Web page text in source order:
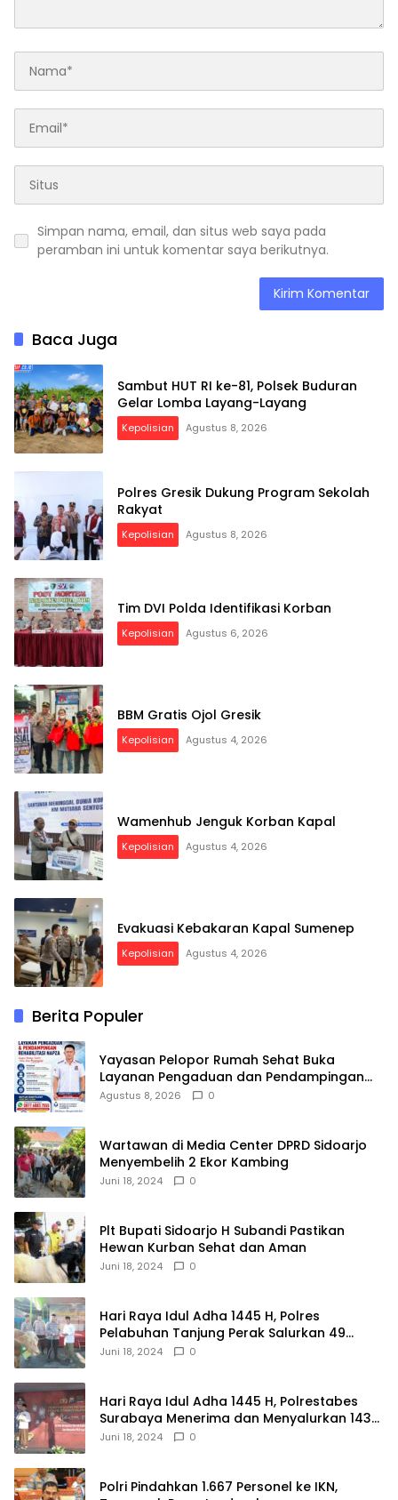
Simpan nama, email, dan situs web saya pada
peramban ini untuk komentar saya berikutnya.
Baca Juga
Sambut HUT RI ke-81, Polsek Buduran
Gelar Lomba Layang-Layang
Kepolisian Agustus 8, 2026
Polres Gresik Dukung Program Sekolah
Rakyat
Kepolisian Agustus 8, 2026
Tim DVI Polda Identifikasi Korban
Kepolisian Agustus 6, 2026
BBM Gratis Ojol Gresik
Kepolisian Agustus 4, 2026
Wamenhub Jenguk Korban Kapal
Kepolisian Agustus 4, 2026
Evakuasi Kebakaran Kapal Sumenep
Kepolisian Agustus 4, 2026
Berita Populer
Yayasan Pelopor Rumah Sehat Buka
Layanan Pengaduan dan Pendampingan
Rehabilitasi NAPZA 24 Jam
Agustus 8, 2026 0
Wartawan di Media Center DPRD Sidoarjo
Menyembelih 2 Ekor Kambing
Juni 18, 2024 0
Plt Bupati Sidoarjo H Subandi Pastikan
Hewan Kurban Sehat dan Aman
Juni 18, 2024 0
Hari Raya Idul Adha 1445 H, Polres
Pelabuhan Tanjung Perak Salurkan 49
Hewan Korban.
Juni 18, 2024 0
Hari Raya Idul Adha 1445 H, Polrestabes
Surabaya Menerima dan Menyalurkan 143
Hewan Kurban
Juni 18, 2024 0
Polri Pindahkan 1.667 Personel ke IKN,